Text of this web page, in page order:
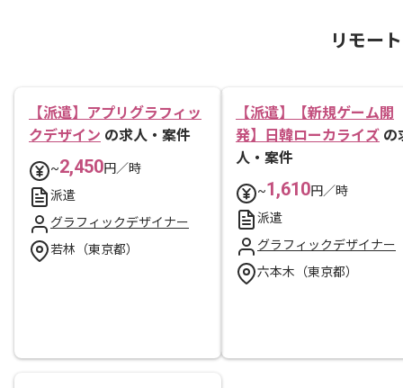
リモー
【派遣】アプリグラフィッ
クデザイン の求人・案件
~2,450円／時
派遣
グラフィックデザイナー
若林（東京都）
【派遣】【新規ゲーム開
発】日韓ローカライズ の
人・案件
~1,610円／時
派遣
グラフィックデザイナー
六本木（東京都）